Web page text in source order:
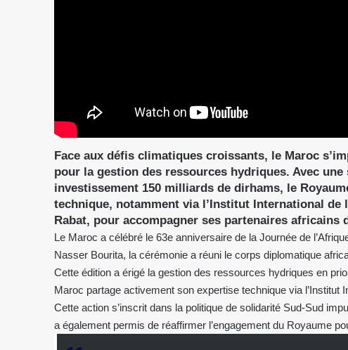
Face aux défis climatiques croissants, le Maroc
pour la gestion des ressources hydriques. Avec une
investissement 150 milliards de dirhams, le
technique, notamment via l’Institut International de
Rabat, pour accompagner ses partenaires africains
Le Maroc a célébré le 63e anniversaire de la Journée de
Nasser Bourita, la cérémonie a réuni le corps diplomatique
Cette édition a érigé la gestion des ressources hydriques en
Maroc partage activement son expertise technique via l’Institut
Cette action s’inscrit dans la politique de solidarité Sud-Sud
a également permis de réaffirmer l’engagement du Royaume